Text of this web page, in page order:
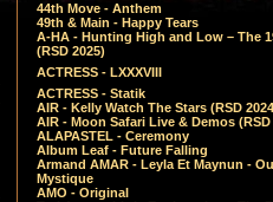
44th Move - Anthem
49th & Main - Happy Tears
A-HA - Hunting High and Low – The
(RSD 2025)
ACTRESS - LXXXVIII
ACTRESS - Statik
AIR - Kelly Watch The Stars (RSD
AIR - Moon Safari Live & Demos (RSD
ALAPASTEL - Ceremony
Album Leaf - Future Falling
Armand AMAR - Leyla Et Maynun -
Mystique
AMO - Original